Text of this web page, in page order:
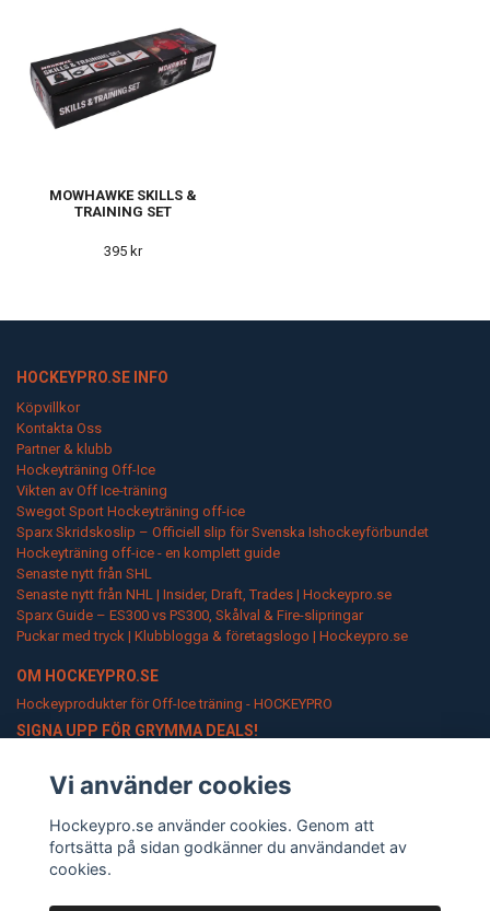
MOWHAWKE SKILLS &
TRAINING SET
395 kr
HOCKEYPRO.SE INFO
Köpvillkor
Kontakta Oss
Partner & klubb
Hockeyträning Off-Ice
Vikten av Off Ice-träning
Swegot Sport Hockeyträning off-ice
Sparx Skridskoslip – Officiell slip för Svenska Ishockeyförbundet
Hockeyträning off-ice - en komplett guide
Senaste nytt från SHL
Senaste nytt från NHL | Insider, Draft, Trades | Hockeypro.se
Sparx Guide – ES300 vs PS300, Skålval & Fire-slipringar
Puckar med tryck | Klubblogga & företagslogo | Hockeypro.se
OM HOCKEYPRO.SE
Hockeyprodukter för Off-Ice träning - HOCKEYPRO
SIGNA UPP FÖR GRYMMA DEALS!
Vi använder cookies
Hockeypro.se använder cookies. Genom att
fortsätta på sidan godkänner du användandet av
cookies.